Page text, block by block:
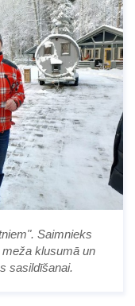
Saimnieks
klusumā un
sasildīšanai.